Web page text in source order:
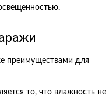
преимуществами для
то, что влажность не